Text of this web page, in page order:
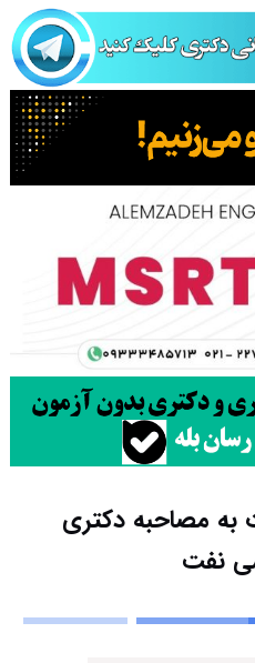
به مصاحبه دکتری
نفت